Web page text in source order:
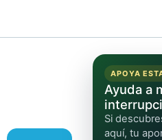
APOYA
Ayuda a
Si
aquí, tu